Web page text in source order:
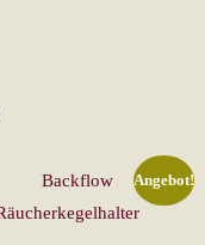
Angebot!